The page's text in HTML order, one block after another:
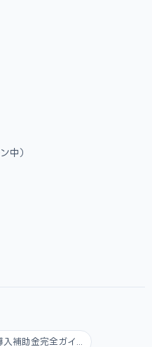
中）
補助金完全ガイ...